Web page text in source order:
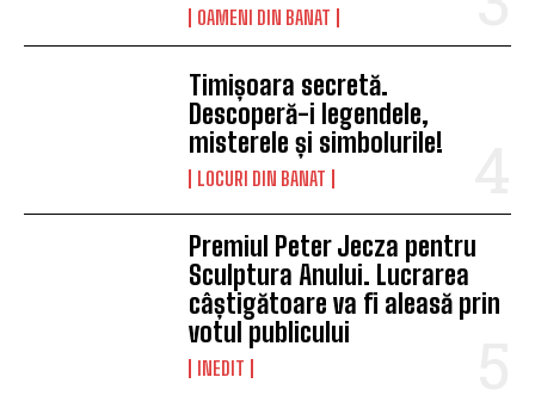
OAMENI DIN BANAT
Timișoara secretă.
Descoperă-i legendele,
misterele și simbolurile!
LOCURI DIN BANAT
Premiul Peter Jecza pentru
Sculptura Anului. Lucrarea
câștigătoare va fi aleasă prin
votul publicului
INEDIT